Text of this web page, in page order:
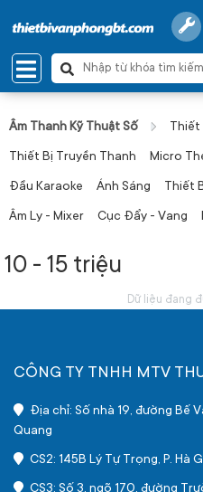
Âm Thanh Kỹ Thuật Số Thiết
Thiết Bị Truyền Thanh Micro
Đầu Karaoke Ánh Sáng Thiết
Âm Ly - Mixer Cục Đẩy - Vang
10 - 15 triệu
Dữ liệu đang
CÔNG TY TNHH MTV
Địa chỉ: Số nhà 19, đường Bế
Quang
CS2: 145B Lý Tự Trọng, P. Hà